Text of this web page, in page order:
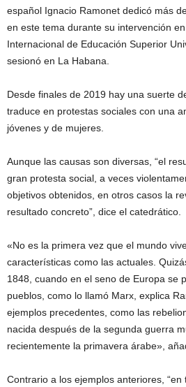
español Ignacio Ramonet dedicó más
en este tema durante su intervención
Internacional de Educación Superior
sesionó en La Habana.
Desde finales de 2019 hay una suerte
traduce en protestas sociales con una
jóvenes y de mujeres.
Aunque las causas son diversas, “el
gran protesta social, a veces
objetivos obtenidos, en otros casos la
resultado concreto”, dice el catedrático.
«No es la primera vez que el mundo
características como las actuales.
1848, cuando en el seno de Europa se
pueblos, como lo llamó Marx, explica
ejemplos precedentes, como las
nacida después de la segunda guerra
recientemente la primavera árabe»,
Contrario a los ejemplos anteriores,